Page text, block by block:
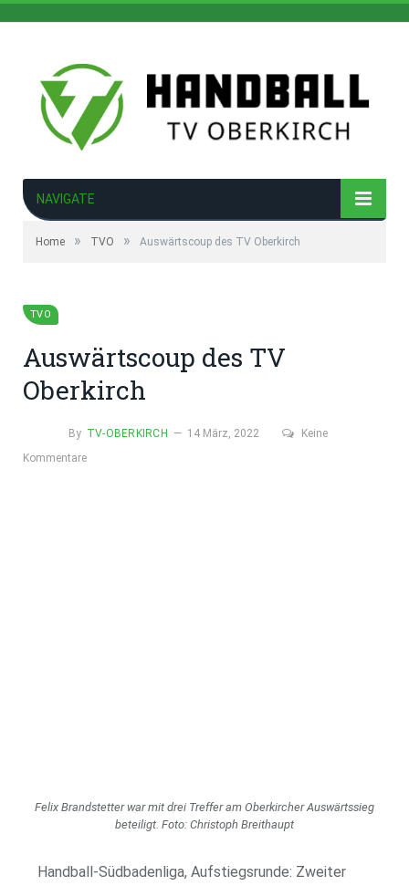
NAVIGATE
Home » TVO » Auswärtscoup des TV Oberkirch
TVO
Auswärtscoup des TV
Oberkirch
By TV-OBERKIRCH 14 März, 2022
Keine
Kommentare
Felix Brandstetter war mit drei Treffer am Oberkircher Auswärtssieg
beteiligt. Foto: Christoph Breithaupt
Handball-Südbadenliga, Aufstiegsrunde: Zweiter